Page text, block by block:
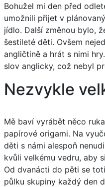
Bohužel mi den před
umožnili přijet v
jídlo. Další změnou bylo,
šestileté děti. Ovšem
angličtině a hrát s nimi
slov anglicky, což nebyl
Nezvykle
Mě baví vyrábět něco
papírové origami. Na
děti s námi alespoň
kvůli velkému vedru, aby
Od dvanácti do pěti se
půlku skupiny každý den